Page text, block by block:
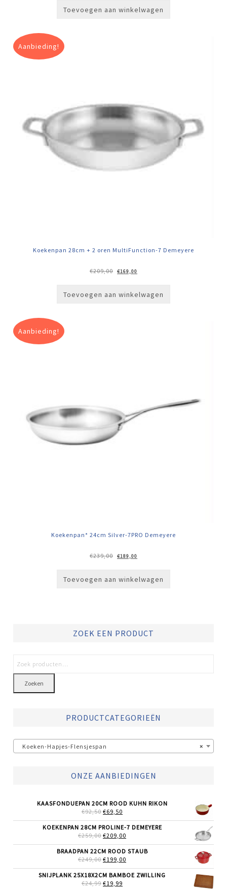
Toevoegen aan winkelwagen
Aanbieding!
Koekenpan 28cm + 2 oren MultiFunction-7 Demeyere
€209,00
Oorspronkelijke
prijs
€169,00
prijs
Toevoegen aan winkelwagen
Aanbieding!
Koekenpan* 24cm Silver-7PRO Demeyere
€239,00
Oorspronkelijke
prijs
€189,00
prijs
Toevoegen aan winkelwagen
ZOEK EEN PRODUCT
Zoeken
PRODUCTCATEGORIEËN
×
Koeken-Hapjes-Flensjespan
ONZE AANBIEDINGEN
KAASFONDUEPAN 20CM ROOD KUHN RIKON
€92,50 OORSPRONKELIJKE
WAS:
€92,50.
€69,50
IS:
€69,50.
KOEKENPAN 28CM PROLINE-7 DEMEYERE
€259,00 OORSPRONKELIJKE
WAS:
€259,00.
€209,00
IS:
BRAADPAN 22CM ROOD STAUB
€249,00 OORSPRONKELIJKE
WAS:
€249,00.
€199,00
IS:
SNIJPLANK 25X18X2CM BAMBOE ZWILLING
€24,99 OORSPRONKELIJKE
€19,99